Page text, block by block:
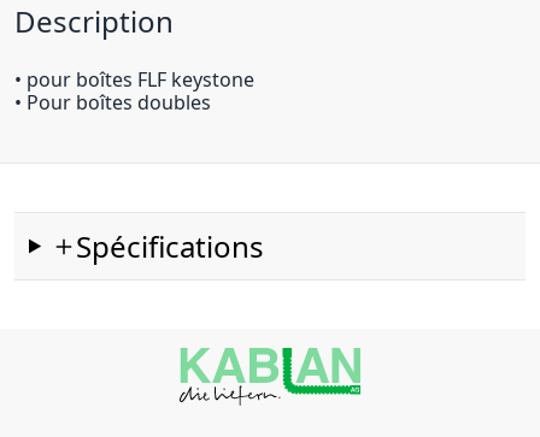
Description
• pour boîtes FLF keystone
• Pour boîtes doubles
Spécifications